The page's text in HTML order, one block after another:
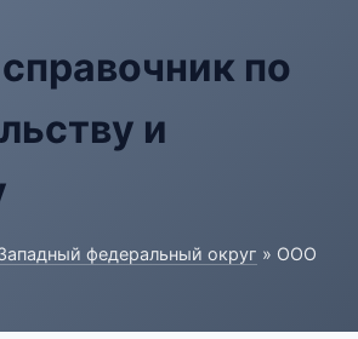
по
и
федеральный округ » ООО